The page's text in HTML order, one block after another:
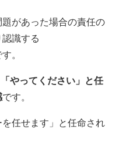
があった場合の責任の
識する
。
「やってください」と任
です。
任せます」と任命され